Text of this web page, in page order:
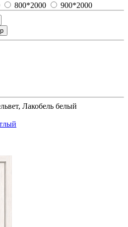
800*2000 900*2000
Лакобель белый